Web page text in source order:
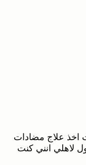
اخذ علاج مضادات
لاهلي انني كنت